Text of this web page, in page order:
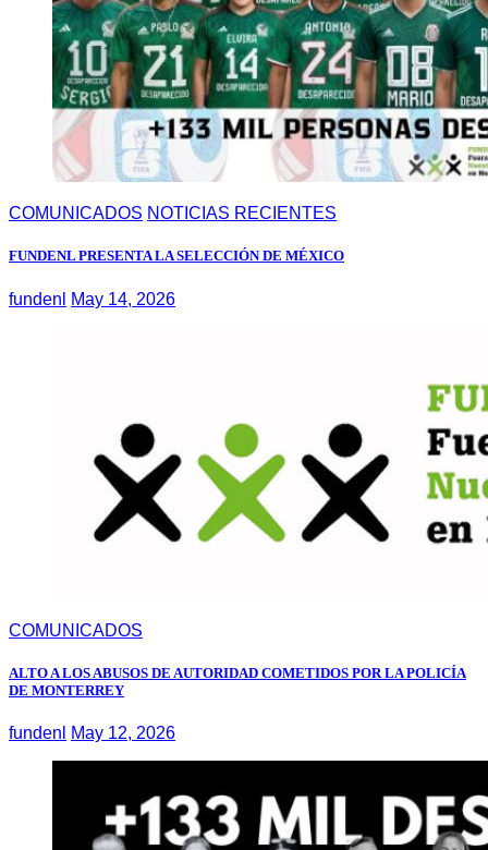
COMUNICADOS NOTICIAS RECIENTES
FUNDENL PRESENTA LA SELECCIÓN DE MÉXICO
fundenl May 14, 2026
COMUNICADOS
ALTO A LOS ABUSOS DE AUTORIDAD COMETIDOS POR LA POLICÍA
DE MONTERREY
fundenl May 12, 2026